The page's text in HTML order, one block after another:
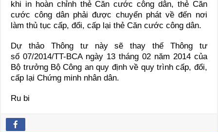
khi in hoàn chỉnh thẻ Căn cước công dân, thẻ Căn
cước công dân phải được chuyển phát về đến nơi
làm thủ tục cấp, đổi, cấp lại thẻ Căn cước công dân.
Dự thảo Thông tư này sẽ thay thế Thông tư
số 07/2014/TT-BCA ngày 13 tháng 02 năm 2014 của
Bộ trưởng Bộ Công an quy định về quy trình cấp, đổi,
cấp lại Chứng minh nhân dân.
Ru bi